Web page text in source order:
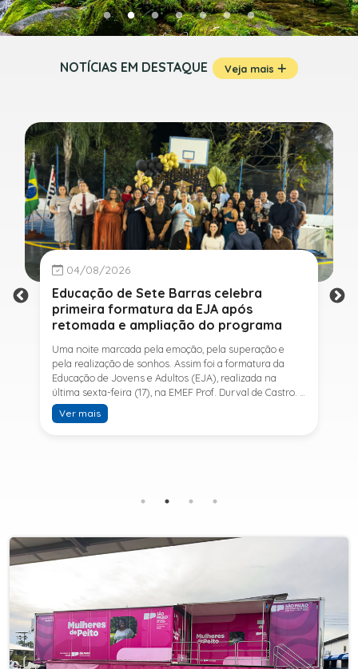
NOTÍCIAS EM DESTAQUE Veja mais
04/08/2026
Educação de Sete Barras celebra
primeira formatura da EJA após
retomada e ampliação do programa
Uma noite marcada pela emoção, pela superação e
pela realização de sonhos. Assim foi a formatura da
Educação de Jovens e Adultos (EJA), realizada na
última sexta-feira (17), na EMEF Prof. Durval de Castro. A
cerimônia celebrou a conclusão dos estudos de 53
alunos e entrou para a história ao marcar a primeira
SESI, ampliando o acesso à educação e oferecendo uma
retomar os estudos.A última turma da Educação de
Jovens e Adultos formada pelo município foi em 2016,
oferecida em Sete Barras e, a partir de agosto de 2025,
passou por uma importante ampliação. Em parceria
com o SESI, a Prefeitura passou a disponibilizar também
o Ensino Fundamental II (6º ao 9º ano) e o Ensino
Médio, ampliando significativamente as oportunidades
para que jovens e adultos concluam sua formação.A
Ver mais